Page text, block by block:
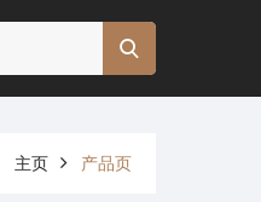
主页 产品页